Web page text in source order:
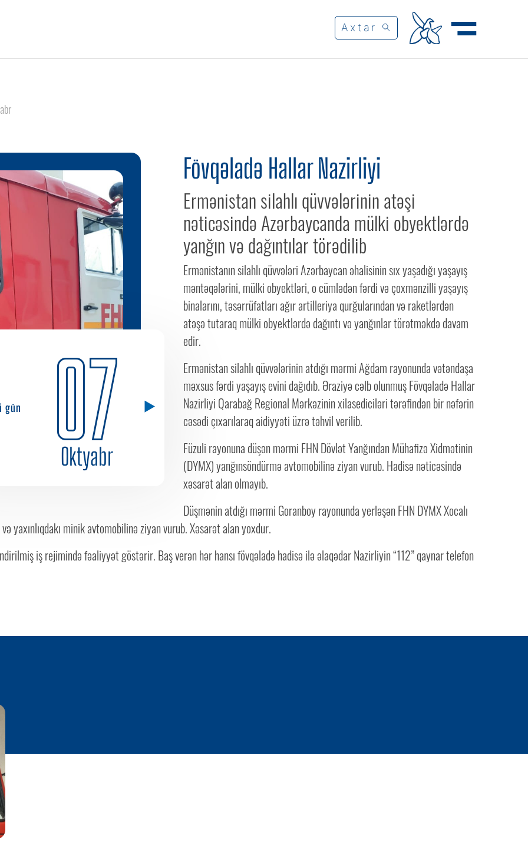
gün 07
Oktyabr
Fövqəladə Hallar Nazirliyi
Ermənistan silahlı qüvvələrinin atəşi
nəticəsində Azərbaycanda mülki obyektlərdə
yanğın və dağıntılar törədilib
Ermənistanın silahlı qüvvələri Azərbaycan əhalisinin sıx yaşadığı yaşayış
məntəqələrini, mülki obyektləri, o cümlədən fərdi və çoxmənzilli yaşayış
binalarını, təsərrüfatları ağır artilleriya qurğularından və raketlərdən
atəşə tutaraq mülki obyektlərdə dağıntı və yanğınlar törətməkdə davam
edir.
Ermənistan silahlı qüvvələrinin atdığı mərmi Ağdam rayonunda vətəndaşa
məxsus fərdi yaşayış evini dağıdıb. Əraziyə cəlb olunmuş Fövqəladə Hallar
Nazirliyi Qarabağ Regional Mərkəzinin xilasediciləri tərəfindən bir nəfərin
cəsədi çıxarılaraq aidiyyəti üzrə təhvil verilib.
Füzuli rayonuna düşən mərmi FHN Dövlət Yanğından Mühafizə Xidmətinin
(DYMX) yanğınsöndürmə avtomobilinə ziyan vurub. Hadisə nəticəsində
xəsarət alan olmayıb.
Düşmənin atdığı mərmi Goranboy rayonunda yerləşən FHN DYMX Xocalı
yaxınlıqdakı minik avtomobilinə ziyan vurub. Xəsarət alan yoxdur.
iş rejimində fəaliyyət göstərir. Baş verən hər hansı fövqəladə hadisə ilə əlaqədar Nazirliyin “112” qaynar telefon